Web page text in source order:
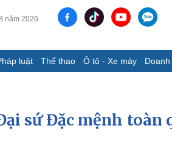
năm 2026
luật Thể thao Ô tô - Xe máy
Ảnh
E-Magazine
sứ Đặc mệnh toàn